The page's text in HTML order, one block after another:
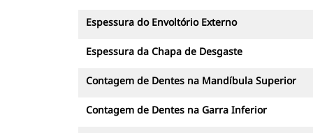
Espessura do Envoltório Externo
Espessura da Chapa de Desgaste
Contagem de Dentes na Mandíbula Superior
Contagem de Dentes na Garra Inferior